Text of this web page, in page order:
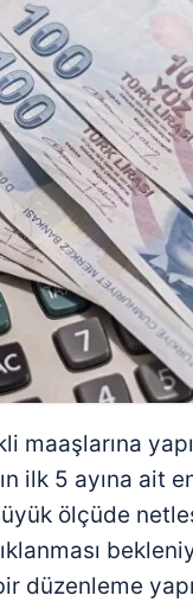
maaşlarına
ilk 5 ayına ait
ölçüde
düzenleme